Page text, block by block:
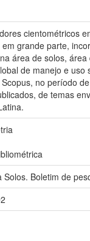
cientométricos
grande parte,
área de solos,
de manejo e
no período
de temas
Solos. Boletim de